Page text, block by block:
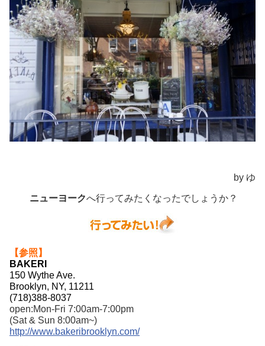
by ゆ
ニューヨークへ行ってみたくなったでしょうか？
【参照】
BAKERI
150 Wythe Ave.
Brooklyn, NY, 11211
(718)388-8037
open:Mon-Fri 7:00am-7:00pm
(Sat & Sun 8:00am~)
http://www.bakeribrooklyn.com/